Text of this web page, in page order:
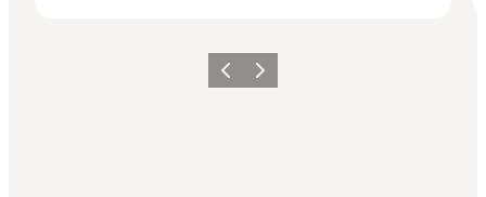
ZurückWeiter